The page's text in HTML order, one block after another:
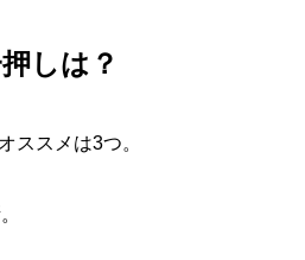
しは？
スメは3つ。